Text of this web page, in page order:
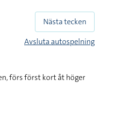
Nästa tecken
Avsluta autospelning
förs först kort åt höger